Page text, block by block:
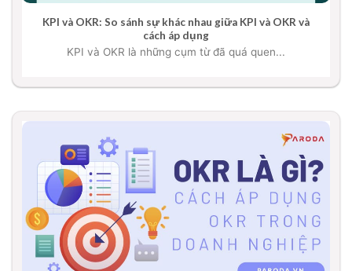
KPI và OKR: So sánh sự khác nhau giữa KPI và OKR và
cách áp dụng
KPI và OKR là những cụm từ đã quá quen...